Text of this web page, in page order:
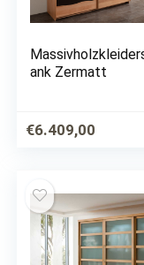
ank Zermatt
€6.409,00